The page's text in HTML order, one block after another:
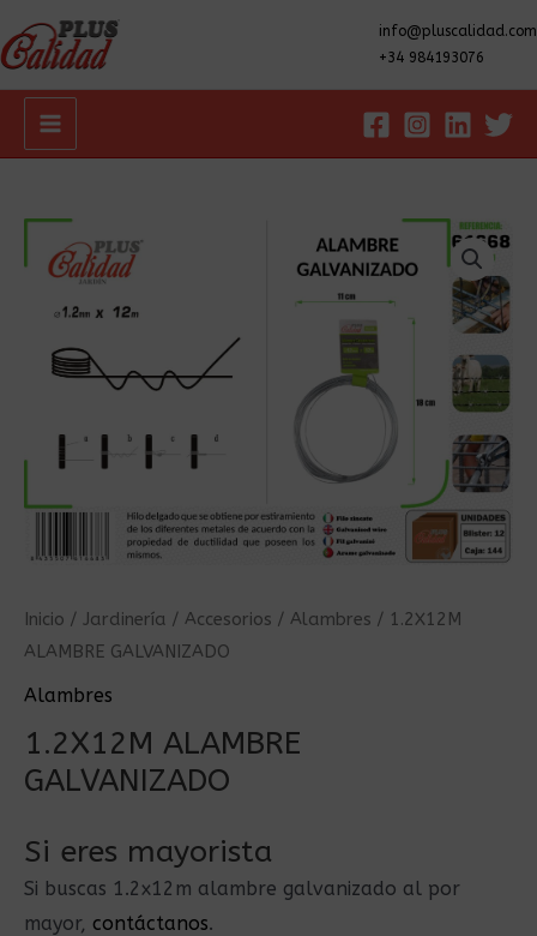
info@pluscalidad.com
+34 984193076
Main
Inicio / Jardinería / Accesorios / Alambres / 1.2X12M
ALAMBRE GALVANIZADO
Alambres
1.2X12M ALAMBRE
GALVANIZADO
Si eres mayorista
Si buscas 1.2x12m alambre galvanizado al por
mayor, contáctanos.